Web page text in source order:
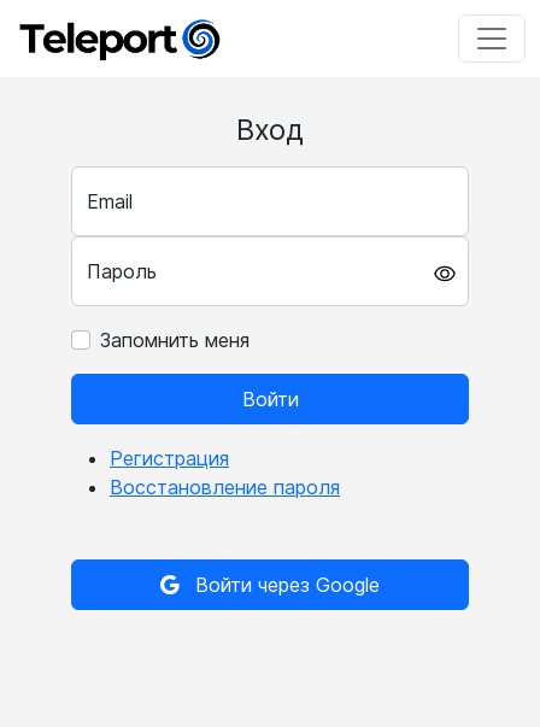
Вход
Email
Пароль
Запомнить меня
Войти
Регистрация
Восстановление пароля
Войти через Google